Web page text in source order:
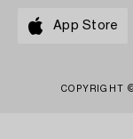
App Store
COPYRIGHT